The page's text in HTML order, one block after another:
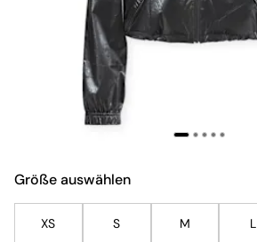
Größe auswählen
XS S M L